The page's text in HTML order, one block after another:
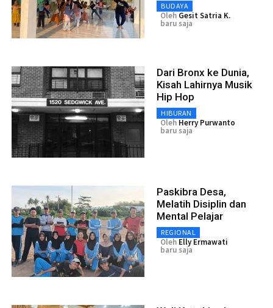
BUDAYA
Oleh Gesit Satria K.
baru saja
Dari Bronx ke Dunia,
Kisah Lahirnya Musik
Hip Hop
HIBURAN
Oleh Herry Purwanto
baru saja
Paskibra Desa,
Melatih Disiplin dan
Mental Pelajar
REGIONAL
Oleh Elly Ermawati
baru saja